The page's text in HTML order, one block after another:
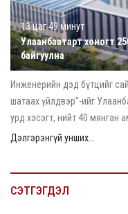
13 цаг 49 минут
Улаанбаатарт хоногт
байгуулна
Инженерийн дэд бүтцийг
шатаах үйлдвэр”-ийг
урд хэсэгт, нийт 40 мянган ам
Дэлгэрэнгүй унших...
СЭТГЭГДЭЛ